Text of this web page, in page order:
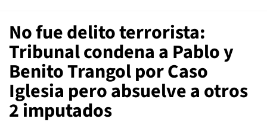
No fue delito terrorista:
Tribunal condena a Pablo y
Benito Trangol por Caso
Iglesia pero absuelve a otros
2 imputados